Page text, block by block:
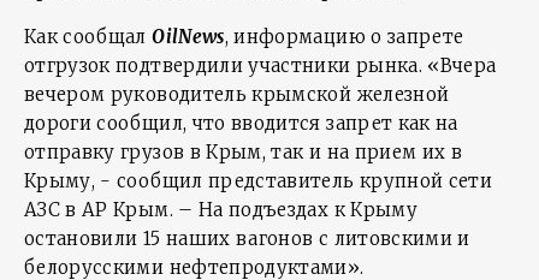
Как сообщалOilNews, информацию о запрете
отгрузок подтвердили участники рынка. «Вчера
вечером руководитель крымской железной
дороги сообщил, что вводится запрет как на
отправку грузов в Крым, так и на прием их в
Крыму, - сообщил представитель крупной сети
АЗС в АР Крым. – На подъездах к Крыму
остановили 15 наших вагонов с литовскими и
белорусскими нефтепродуктами».